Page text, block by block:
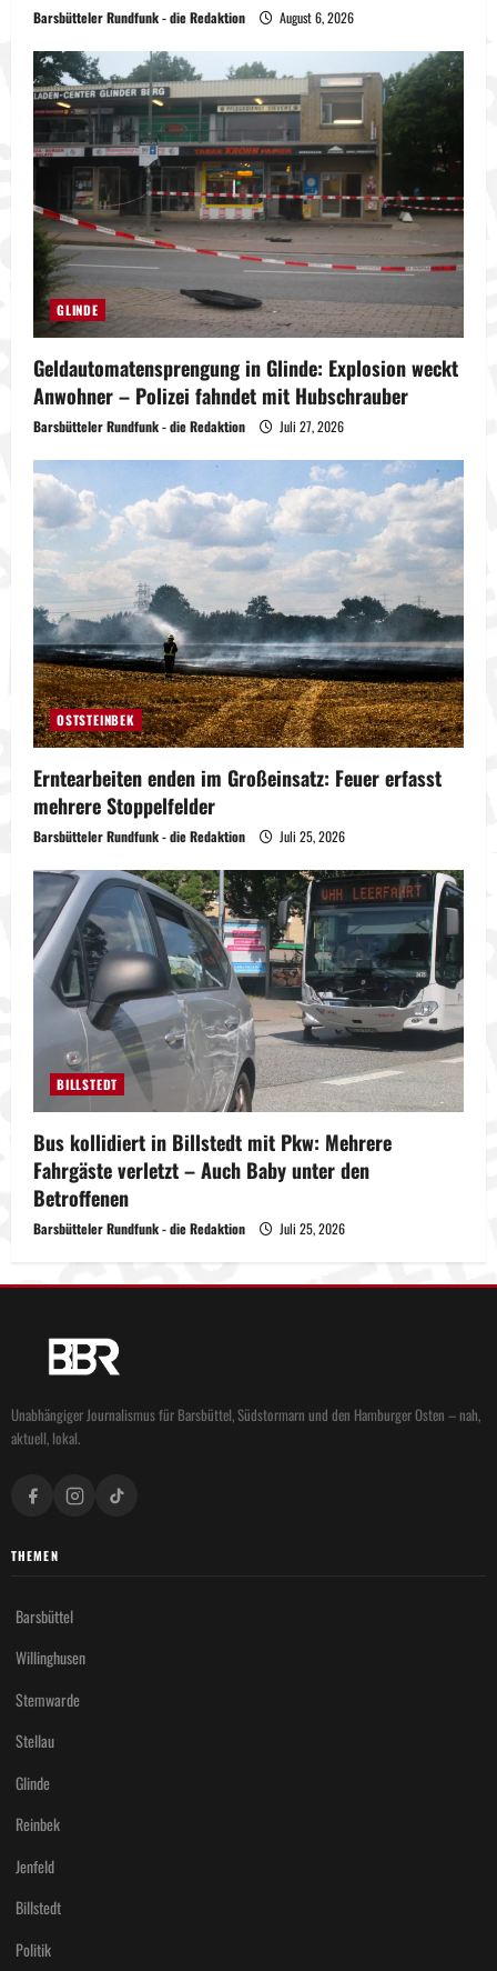
Barsbütteler Rundfunk - die Redaktion August 6, 2026
GLINDE
Geldautomatensprengung in Glinde: Explosion weckt
Anwohner – Polizei fahndet mit Hubschrauber
Barsbütteler Rundfunk - die Redaktion Juli 27, 2026
OSTSTEINBEK
Erntearbeiten enden im Großeinsatz: Feuer erfasst
mehrere Stoppelfelder
Barsbütteler Rundfunk - die Redaktion Juli 25, 2026
BILLSTEDT
Bus kollidiert in Billstedt mit Pkw: Mehrere
Fahrgäste verletzt – Auch Baby unter den
Betroffenen
Barsbütteler Rundfunk - die Redaktion Juli 25, 2026
Unabhängiger Journalismus für Barsbüttel, Südstormarn und den Hamburger Osten – nah,
aktuell, lokal.
THEMEN
Barsbüttel
Willinghusen
Stemwarde
Stellau
Glinde
Reinbek
Jenfeld
Billstedt
Politik